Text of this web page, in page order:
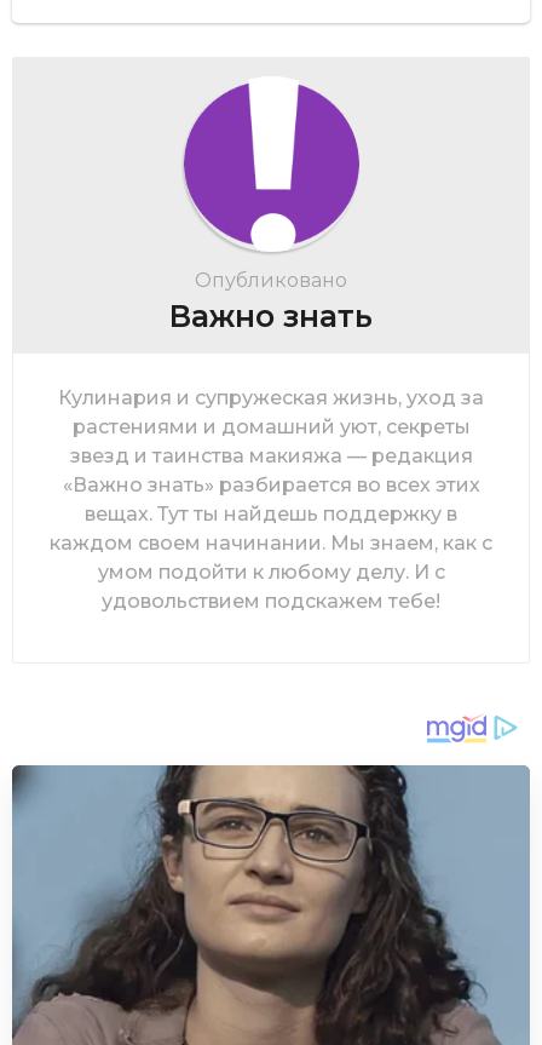
Опубликовано
Важно знать
Кулинария и супружеская жизнь, уход за
растениями и домашний уют, секреты
звезд и таинства макияжа — редакция
«Важно знать» разбирается во всех этих
вещах. Тут ты найдешь поддержку в
каждом своем начинании. Мы знаем, как с
умом подойти к любому делу. И с
удовольствием подскажем тебе!